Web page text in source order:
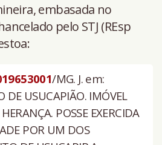
embasada no
pelo STJ (REsp
/MG. J. em:
USUCAPIÃO. IMÓVEL
POSSE EXERCIDA
POR UM DOS